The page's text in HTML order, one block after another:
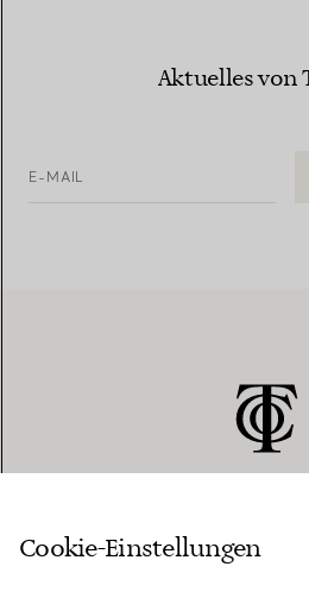
Aktuelles von
E-MAIL
KUNDENSERVICE
Cookie-Einstellungen